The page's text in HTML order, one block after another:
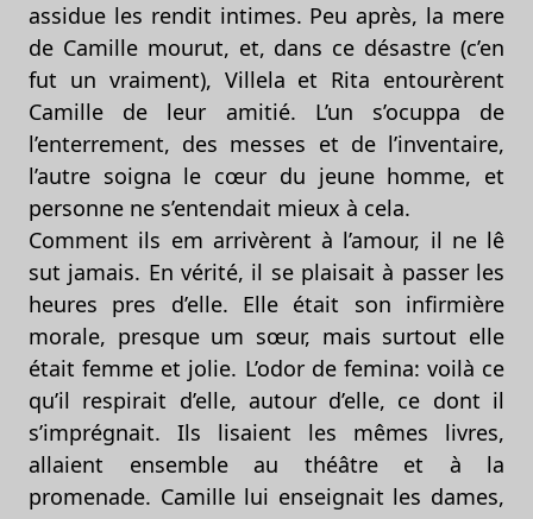
assidue les rendit intimes. Peu après, la mere
de Camille mourut, et, dans ce désastre (c’en
fut un vraiment), Villela et Rita entourèrent
Camille de leur amitié. L’un s’ocuppa de
l’enterrement, des messes et de l’inventaire,
l’autre soigna le cœur du jeune homme, et
personne ne s’entendait mieux à cela.
Comment ils em arrivèrent à l’amour, il ne lê
sut jamais. En vérité, il se plaisait à passer les
heures pres d’elle. Elle était son infirmière
morale, presque um sœur, mais surtout elle
était femme et jolie. L’odor de femina: voilà ce
qu’il respirait d’elle, autour d’elle, ce dont il
s’imprégnait. Ils lisaient les mêmes livres,
allaient ensemble au théâtre et à la
promenade. Camille lui enseignait les dames,